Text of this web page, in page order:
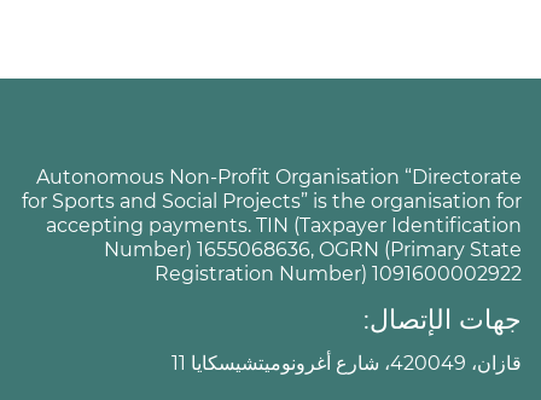
Autonomous Non-Profit Organisation “Directorate
for Sports and Social Projects” is the organisation for
accepting payments. TIN (Taxpayer Identification
Number) 1655068636, OGRN (Primary State
Registration Number) 1091600002922
جهات الإتصال:
قازان، 420049، شارع أغرونوميتشيسكايا 11